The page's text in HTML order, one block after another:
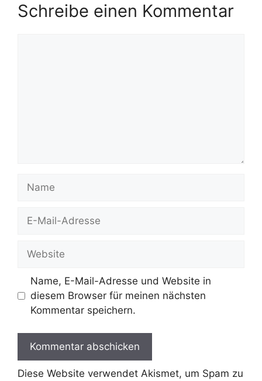
Schreibe einen Kommentar
Name
Website
Name, E-Mail-Adresse und Website in
diesem Browser für meinen nächsten
Kommentar speichern.
Diese Website verwendet Akismet, um Spam zu